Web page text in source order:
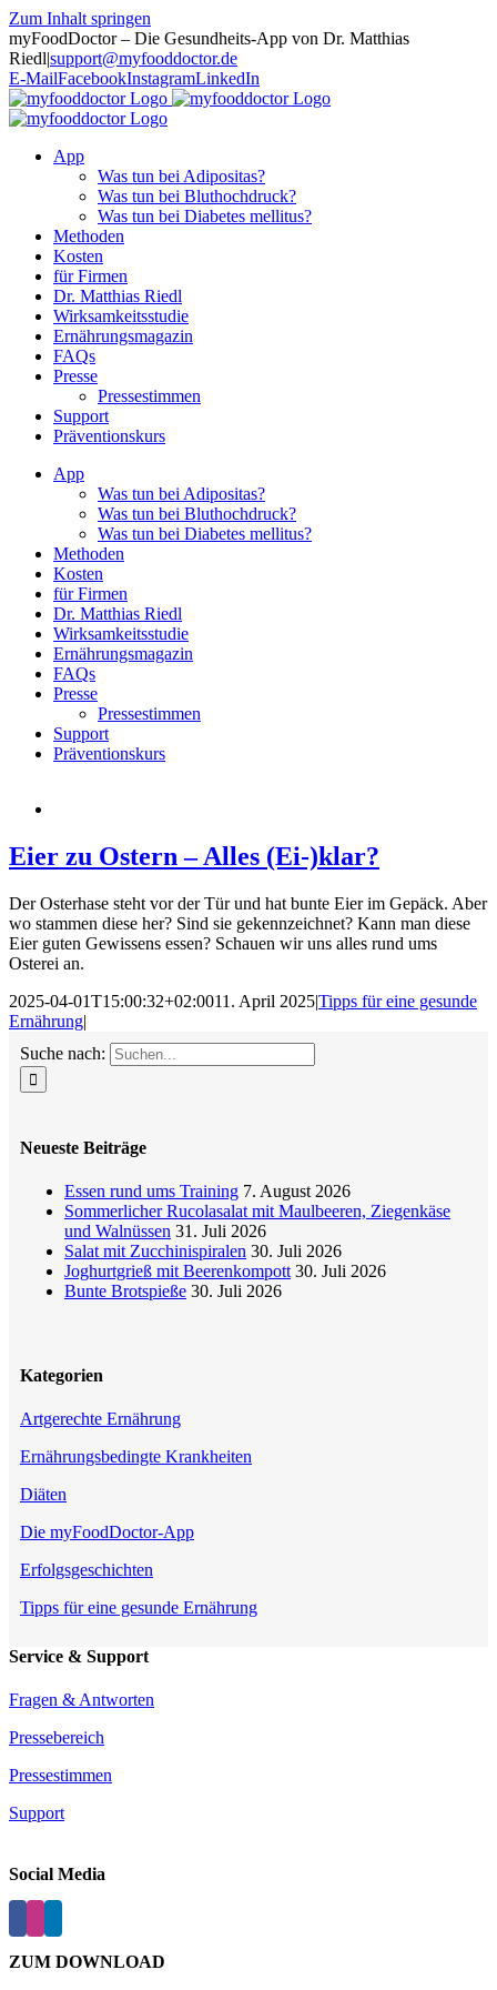
Zum Inhalt springen
myFoodDoctor – Die Gesundheits-App von Dr. Matthias
Riedl|support@myfooddoctor.de
E-MailFacebookInstagramLinkedIn
App
Was tun bei Adipositas?
Was tun bei Bluthochdruck?
Was tun bei Diabetes mellitus?
Methoden
Kosten
für Firmen
Dr. Matthias Riedl
Wirksamkeitsstudie
Ernährungsmagazin
FAQs
Presse
Pressestimmen
Support
Präventionskurs
App
Was tun bei Adipositas?
Was tun bei Bluthochdruck?
Was tun bei Diabetes mellitus?
Methoden
Kosten
für Firmen
Dr. Matthias Riedl
Wirksamkeitsstudie
Ernährungsmagazin
FAQs
Presse
Pressestimmen
Support
Präventionskurs
Eier zu Ostern – Alles (Ei-)klar?
Der Osterhase steht vor der Tür und hat bunte Eier im Gepäck. Aber
wo stammen diese her? Sind sie gekennzeichnet? Kann man diese
Eier guten Gewissens essen? Schauen wir uns alles rund ums
Osterei an.
2025-04-01T15:00:32+02:0011. April 2025|Tipps für eine gesunde
Ernährung|
Suche nach:
Neueste Beiträge
Essen rund ums Training 7. August 2026
Sommerlicher Rucolasalat mit Maulbeeren, Ziegenkäse
und Walnüssen 31. Juli 2026
Salat mit Zucchinispiralen 30. Juli 2026
Joghurtgrieß mit Beerenkompott 30. Juli 2026
Bunte Brotspieße 30. Juli 2026
Kategorien
Artgerechte Ernährung
Ernährungsbedingte Krankheiten
Diäten
Die myFoodDoctor-App
Erfolgsgeschichten
Tipps für eine gesunde Ernährung
Service & Support
Fragen & Antworten
Pressebereich
Pressestimmen
Support
Social Media
ZUM DOWNLOAD